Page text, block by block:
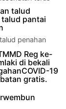
Tasik…
talud
pantai
penahan
Tak
ke- 111 Ko…
Reg ke-
di bekali
19
gratis.